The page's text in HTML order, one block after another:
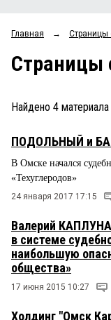
ОБЩЕСТВО
ЗАКОН
НОВОСТИ
ПРОИСШЕСТВИЯ
СТИЛЬ ЖИЗНИ
Главная → Страницы
Страницы
Найдено 4 материала
ПОДОЛЬНЫЙ и
В Омске начался
«Техуглеродов»
24 января 2017 17:15
Валерий
в системе
наибольшую
общества»
17 июня 2015 10:27
Холдинг "Омск